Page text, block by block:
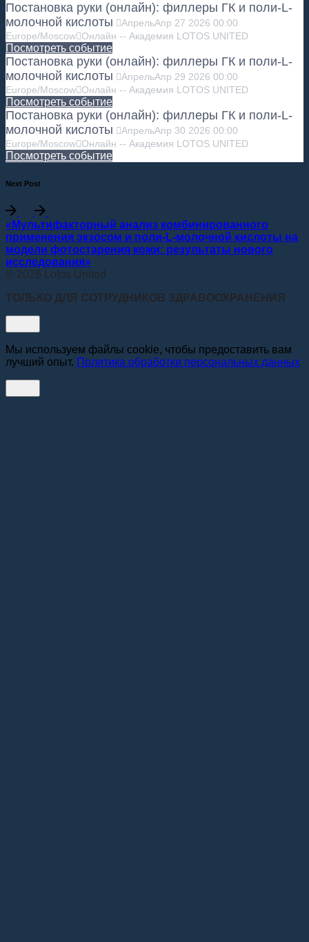
Постановка руки (онлайн): филлеры ГК и поли-L-
молочной кислоты
АпрельАпр 27 2026 00:00
Europe/Moscow Онлайн -- Академия LOTOS UNITED
Посмотреть событие
Постановка руки (онлайн): филлеры ГК и поли-L-
молочной кислоты
АпрельАпр 29 2026 00:00
Europe/Moscow Онлайн -- Академия LOTOS UNITED
Посмотреть событие
Постановка руки (онлайн): филлеры ГК и поли-L-
молочной кислоты
АпрельАпр 30 2026 00:00
Europe/Moscow Онлайн -- Академия LOTOS UNITED
Посмотреть событие
Next Post
«Мультифакторный анализ комбинированного
применения экзосом и поли-L-молочной кислоты на
модели фотостарения кожи: результаты нового
исследования»
© 2026 Lotos United
ТОЛЬКО ДЛЯ СОТРУДНИКОВ ЗДРАВООХРАНЕНИЯ
Мы используем файлы cookie, чтобы предоставить вам
лучший опыт. Политика обработки персональных данных